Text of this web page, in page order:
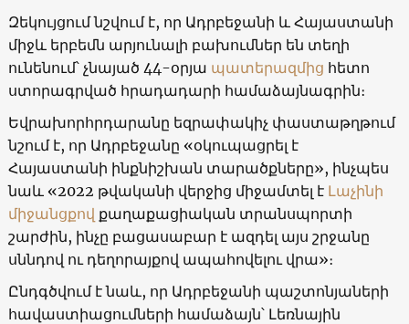
Զեկույցում նշվում է, որ Ադրբեջանի և Հայաստանի
միջև երբեմն արյունալի բախումներ են տեղի
ունենում՝ չնայած 44-օրյա պատերազմից հետո
ստորագրված հրադադարի համաձայնագրին։
Եվրախորհրդարանը եզրափակիչ փաստաթղթում
նշում է, որ Ադրբեջանը «օկուպացրել է
Հայաստանի ինքնիշխան տարածքները», ինչպես
նաև «2022 թվականի վերջից միջամտել է Լաչինի
միջանցքով քաղաքացիական տրանսպորտի
շարժին, ինչը բացասաբար է ազդել այս շրջանը
սննդով ու դեղորայքով ապահովելու վրա»։
Ընդգծվում է նաև, որ Ադրբեջանի պաշտոնյաների
հավաստիացումների համաձայն՝ Լեռնային